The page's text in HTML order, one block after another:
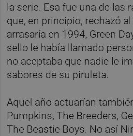
la serie. Esa fue una de las
que, en principio, rechazó
arrasaría en 1994, Green
sello le había llamado
no aceptaba que nadie le
sabores de su piruleta.
Aquel año actuarían
Pumpkins, The Breeders,
The Beastie Boys. No así